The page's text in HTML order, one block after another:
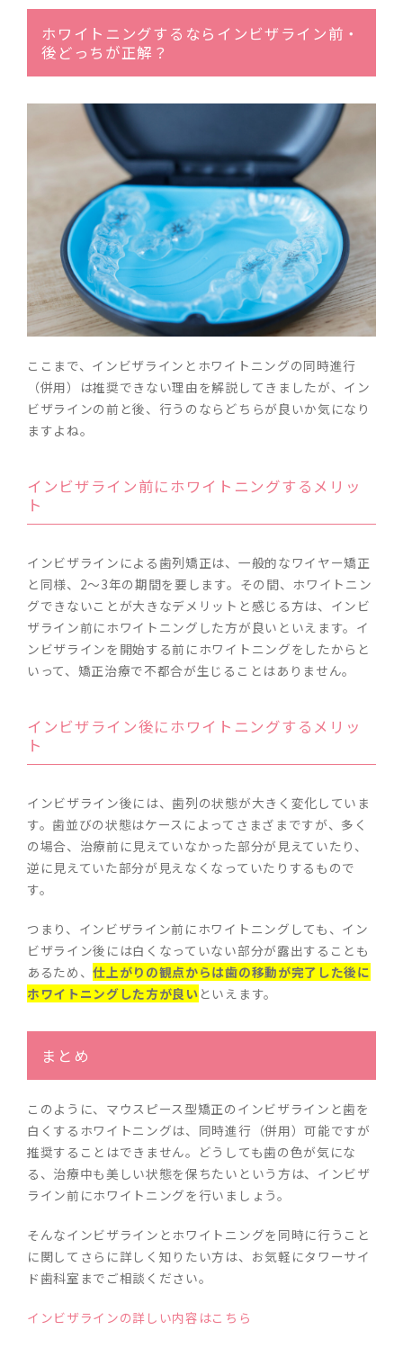
ホワイトニングするならインビザライン前・
後どっちが正解？
ここまで、インビザラインとホワイトニングの同時進行
（併用）は推奨できない理由を解説してきましたが、イン
ビザラインの前と後、行うのならどちらが良いか気になり
ますよね。
インビザライン前にホワイトニングするメリッ
ト
インビザラインによる歯列矯正は、一般的なワイヤー矯正
と同様、2～3年の期間を要します。その間、ホワイトニン
グできないことが大きなデメリットと感じる方は、インビ
ザライン前にホワイトニングした方が良いといえます。イ
ンビザラインを開始する前にホワイトニングをしたからと
いって、矯正治療で不都合が生じることはありません。
インビザライン後にホワイトニングするメリッ
ト
インビザライン後には、歯列の状態が大きく変化していま
す。歯並びの状態はケースによってさまざまですが、多く
の場合、治療前に見えていなかった部分が見えていたり、
逆に見えていた部分が見えなくなっていたりするもので
す。
つまり、インビザライン前にホワイトニングしても、イン
ビザライン後には白くなっていない部分が露出することも
あるため、仕上がりの観点からは歯の移動が完了した後に
ホワイトニングした方が良い といえます。
まとめ
このように、マウスピース型矯正のインビザラインと歯を
白くするホワイトニングは、同時進行（併用）可能ですが
推奨することはできません。どうしても歯の色が気にな
る、治療中も美しい状態を保ちたいという方は、インビザ
ライン前にホワイトニングを行いましょう。
そんなインビザラインとホワイトニングを同時に行うこと
に関してさらに詳しく知りたい方は、お気軽にタワーサイ
ド歯科室までご相談ください。
インビザラインの詳しい内容はこちら